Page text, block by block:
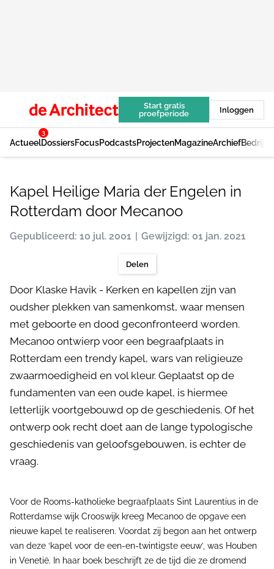
Start gratis
proefperiode
Inloggen
Actueel
3
DossiersFocusPodcastsProjectenMagazineArchief
Kapel Heilige Maria der Engelen in
Rotterdam door Mecanoo
Gepubliceerd: 10 jul. 2001 Gewijzigd: 01 jan. 2021
Delen
Door Klaske Havik - Kerken en kapellen zijn van
oudsher plekken van samenkomst, waar mensen
met geboorte en dood geconfronteerd worden.
Mecanoo ontwierp voor een begraafplaats in
Rotterdam een trendy kapel, wars van religieuze
zwaarmoedigheid en vol kleur. Geplaatst op de
fundamenten van een oude kapel, is hiermee
letterlijk voortgebouwd op de geschiedenis. Of het
ontwerp ook recht doet aan de lange typologische
geschiedenis van geloofsgebouwen, is echter de
vraag.
Voor de Rooms-katholieke begraafplaats Sint Laurentius in de
Rotterdamse wijk Crooswijk kreeg Mecanoo de opgave een
nieuwe kapel te realiseren. Voordat zij begon aan het ontwerp
van deze ‘kapel voor de een-en-twintigste eeuw’, was Houben
in Venetië. In haar boek beschrijft ze de tijd die ze dromend